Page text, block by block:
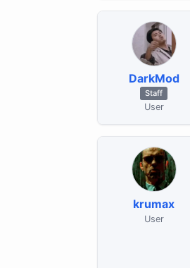
DarkMod
Staff
User
krumax
User